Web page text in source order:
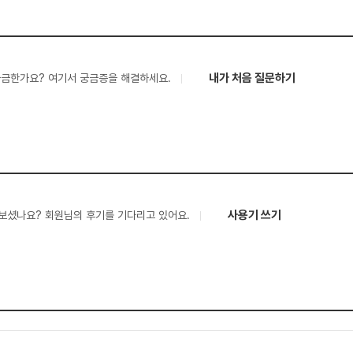
한가요? 여기서 궁금증을 해결하세요. 내가 처음 질문하기
셨나요? 회원님의 후기를 기다리고 있어요. 사용기 쓰기